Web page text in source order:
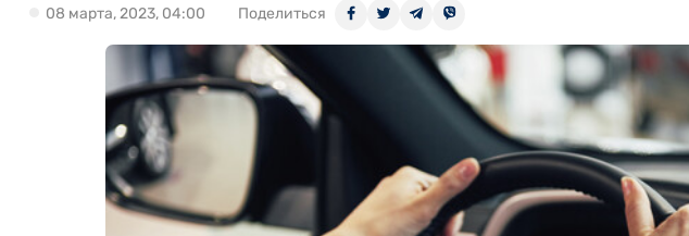
08 марта, 2023, 04:00 Поделиться